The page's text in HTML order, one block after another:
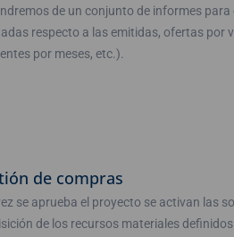
de un conjunto de informes
respecto a las emitidas, ofertas por
por meses, etc.).
de compras
se aprueba el proyecto se activan las
de los recursos materiales